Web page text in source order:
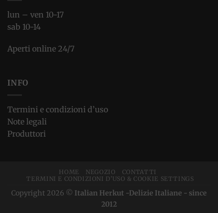
lun – ven 10-17
sab 10-14
Aperti online 24/7
INFO
Termini e condizioni d’uso
Note legali
Produttori
HOME NEGOZIO
CONTATTI
TERMINI E CONDIZIONI D’USO & COOKIE SETTINGS
Copyright 2026 © Italian Herkut -Delizie Italiane - since
2012